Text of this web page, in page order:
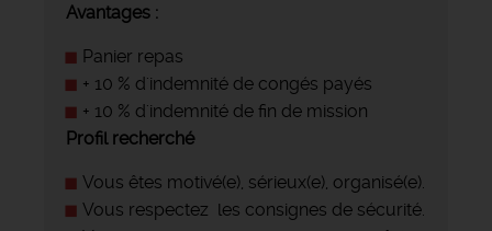
Avantages :
Panier repas
+ 10 % d'indemnité de congés payés
+ 10 % d'indemnité de fin de mission
Profil recherché
Vous êtes motivé(e), sérieux(e), organisé(e).
Vous respectez les consignes de sécurité.